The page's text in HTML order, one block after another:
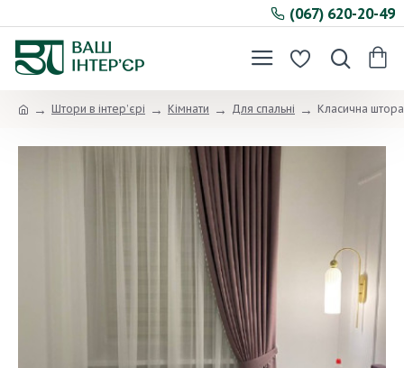
(067) 620-20-49
Штори в інтер’єрі Кімнати Для спальні Класична